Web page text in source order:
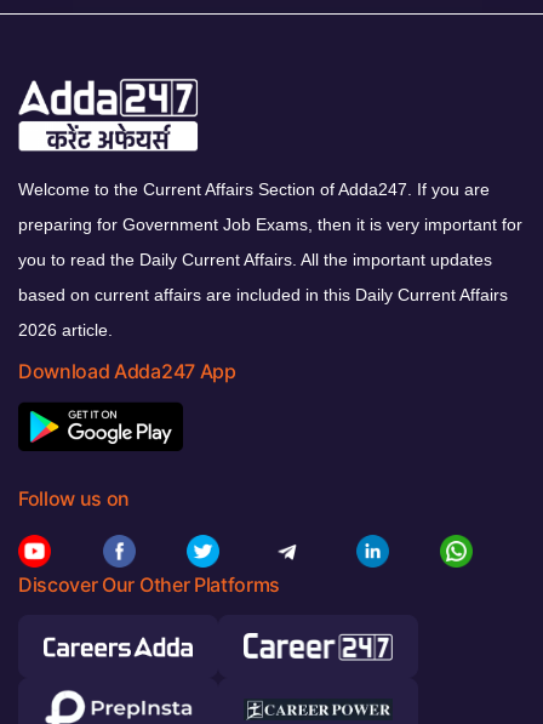
Welcome to the Current Affairs Section of Adda247. If you are
preparing for Government Job Exams, then it is very important for
you to read the Daily Current Affairs. All the important updates
based on current affairs are included in this Daily Current Affairs
2026 article.
Download Adda247 App
Follow us on
Discover Our Other Platforms